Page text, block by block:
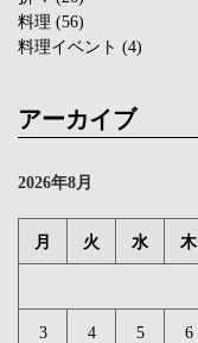
料理 (56)
料理イベント (4)
アーカイブ
2026年8月
月 火 水 木
3 4 5 6